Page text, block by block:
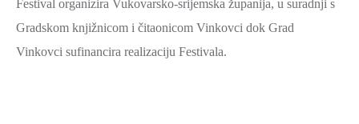
Festival organizira Vukovarsko-srijemska županija, u suradnji s
Gradskom knjižnicom i čitaonicom Vinkovci dok Grad
Vinkovci sufinancira realizaciju Festivala.